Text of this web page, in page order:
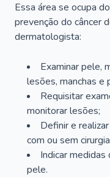
Essa área se ocupa
prevenção do câncer
dermatologista:
Examinar pele,
lesões, manchas e
Requisitar
monitorar lesões;
Definir e
com ou sem
Indicar
pele.